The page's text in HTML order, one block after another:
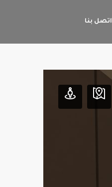
اتصل بنا